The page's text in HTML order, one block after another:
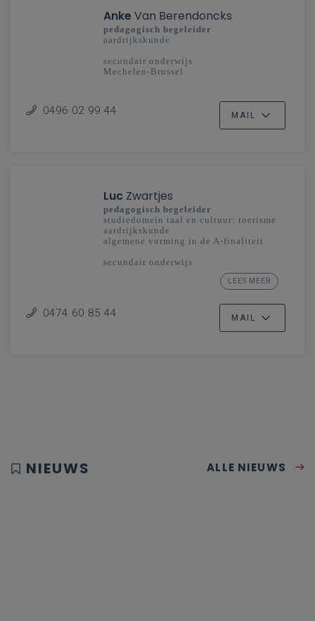
AnkeVan Berendoncks
pedagogisch begeleider
aardrijkskunde
secundair onderwijs
Mechelen-Brussel
0496 02 99 44 MAIL
Luc Zwartjes
pedagogisch begeleider
studiedomein taal en cultuur: toerisme
aardrijkskunde
algemene vorming in de A-finaliteit
secundair onderwijs
Oost- en West-Vlaanderen -
LEES MEER
0474 60 85 44 MAIL
NIEUWS ALLE NIEUWS